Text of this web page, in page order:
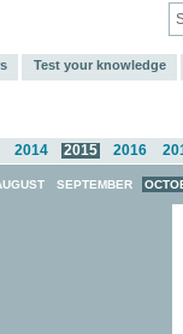
Test your knowledge
2016
2015
2014
SEPTEMBER